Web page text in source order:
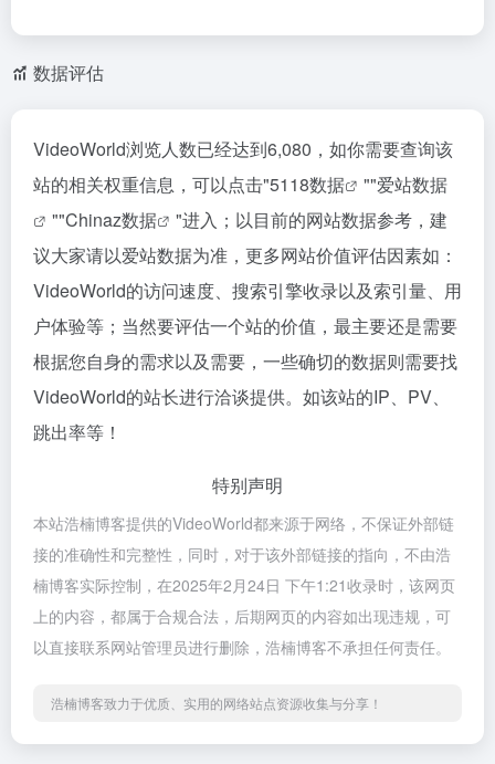
数据评估
VideoWorld浏览人数已经达到6,080，如你需要查询该
站的相关权重信息，可以点击"5118数据 ""爱站数据
""Chinaz数据
"进入；以目前的网站数据参考，建
议大家请以爱站数据为准，更多网站价值评估因素如：
VideoWorld的访问速度、搜索引擎收录以及索引量、用
户体验等；当然要评估一个站的价值，最主要还是需要
根据您自身的需求以及需要，一些确切的数据则需要找
VideoWorld的站长进行洽谈提供。如该站的IP、PV、
跳出率等！
特别声明
本站浩楠博客提供的VideoWorld都来源于网络，不保证外部链
接的准确性和完整性，同时，对于该外部链接的指向，不由浩
楠博客实际控制，在2025年2月24日 下午1:21收录时，该网页
上的内容，都属于合规合法，后期网页的内容如出现违规，可
以直接联系网站管理员进行删除，浩楠博客不承担任何责任。
浩楠博客致力于优质、实用的网络站点资源收集与分享！